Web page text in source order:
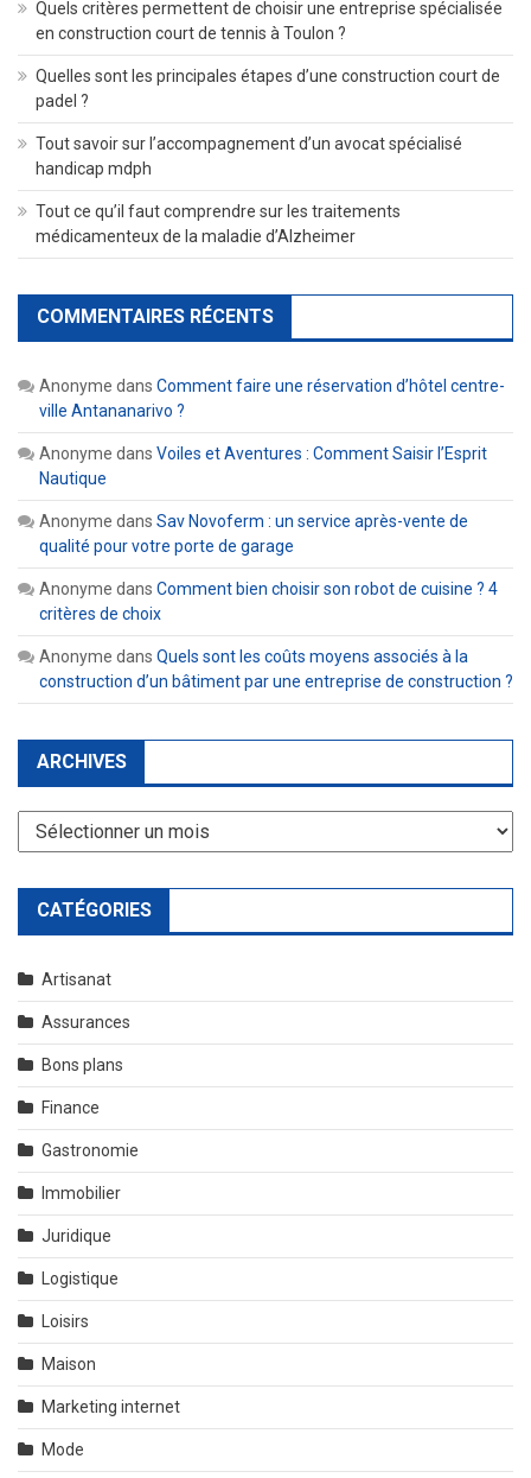
Quels critères permettent de choisir une entreprise spécialisée
en construction court de tennis à Toulon ?
Quelles sont les principales étapes d’une construction court de
padel ?
Tout savoir sur l’accompagnement d’un avocat spécialisé
handicap mdph
Tout ce qu’il faut comprendre sur les traitements
médicamenteux de la maladie d’Alzheimer
COMMENTAIRES RÉCENTS
Anonyme dans Comment faire une réservation d’hôtel centre-
ville Antananarivo ?
Anonyme dans Voiles et Aventures : Comment Saisir l’Esprit
Nautique
Anonyme dans Sav Novoferm : un service après-vente de
qualité pour votre porte de garage
Anonyme dans Comment bien choisir son robot de cuisine ? 4
critères de choix
Anonyme dans Quels sont les coûts moyens associés à la
construction d’un bâtiment par une entreprise de construction ?
ARCHIVES
Archives
CATÉGORIES
Artisanat
Assurances
Bons plans
Finance
Gastronomie
Immobilier
Juridique
Logistique
Loisirs
Maison
Marketing internet
Mode